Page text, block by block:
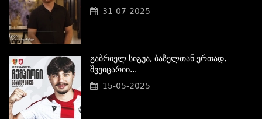
31-07-2025
Გაბრიელ Სიგუა, Ბაზელთან Ერთად,
Შვეიცარიი...
15-05-2025